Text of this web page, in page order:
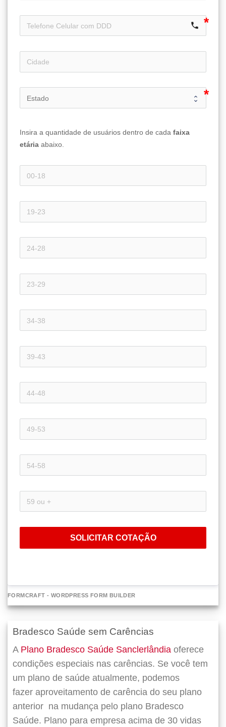
call
Insira a quantidade de usuários dentro de cada faixa
etária abaixo.
SOLICITAR COTAÇÃO
FORMCRAFT - WORDPRESS FORM BUILDER
Bradesco Saúde sem Carências
A Plano Bradesco Saúde Sanclerlândia oferece
condições especiais nas carências. Se você tem
um plano de saúde atualmente, podemos
fazer aproveitamento de carência do seu plano
anterior na mudança pelo plano Bradesco
Saúde. Plano para empresa acima de 30 vidas